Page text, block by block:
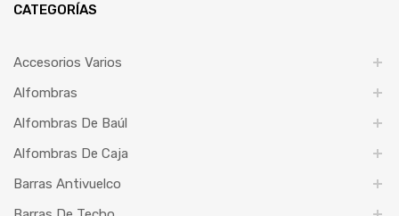
CATEGORÍAS
Accesorios Varios
Alfombras
Alfombras De Baúl
Alfombras De Caja
Barras Antivuelco